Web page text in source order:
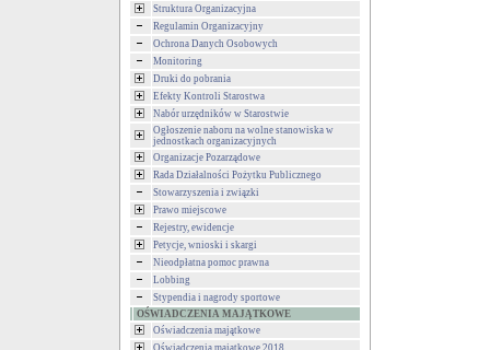
Struktura Organizacyjna
Regulamin Organizacyjny
Ochrona Danych Osobowych
Monitoring
Druki do pobrania
Efekty Kontroli Starostwa
Nabór urzędników w Starostwie
Ogłoszenie naboru na wolne stanowiska w
jednostkach organizacyjnych
Organizacje Pozarządowe
Rada Działalności Pożytku Publicznego
Stowarzyszenia i związki
Prawo miejscowe
Rejestry, ewidencje
Petycje, wnioski i skargi
Nieodpłatna pomoc prawna
Lobbing
Stypendia i nagrody sportowe
OŚWIADCZENIA MAJĄTKOWE
Oświadczenia majątkowe
Oświadczenia majątkowe 2018